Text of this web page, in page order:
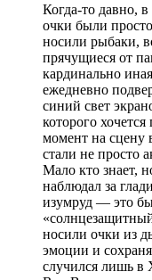
Когда-то давно,
очки были
носили рыбаки,
прячущиеся от
кардинально
ежедневно
синий свет
которого
момент на сцену
стали не просто
Мало кто знает,
наблюдал за
изумруд — это
носили очки из
эмоции и
случился лишь в